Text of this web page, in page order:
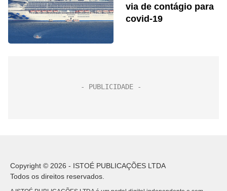
via de contágio para
covid-19
Copyright © 2026 - ISTOÉ PUBLICAÇÕES LTDA
Todos os direitos reservados.